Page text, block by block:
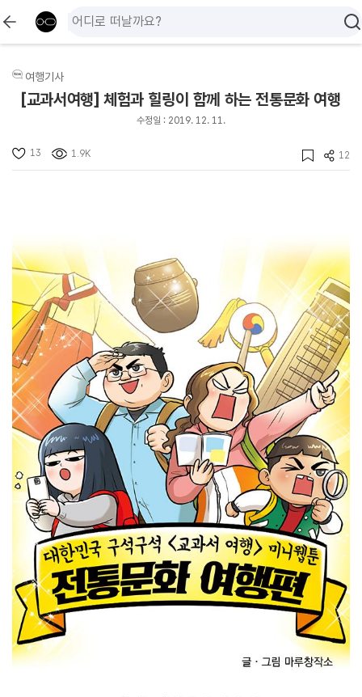
여행기사
[교과서여행] 체험과 힐링이 함께 하는 전통문화 여행
수정일 : 2019. 12. 11.
13 1.9K 12